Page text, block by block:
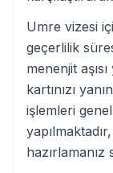
Umre vizesi
geçerlilik
menenjit
kartınızı
işlemleri
hazırlamanız